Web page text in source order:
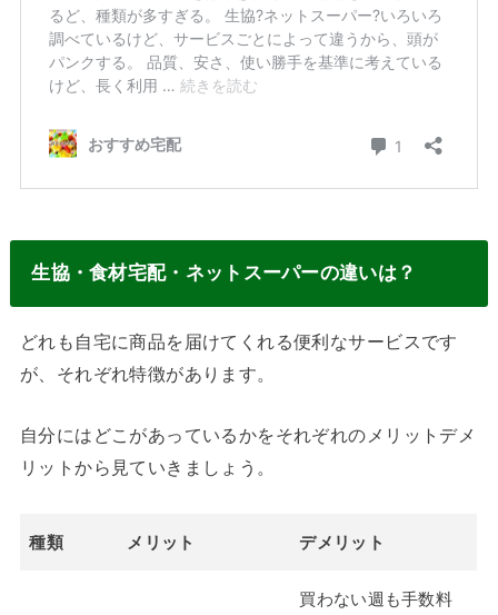
生協・食材宅配・ネットスーパーの違いは？
どれも自宅に商品を届けてくれる便利なサービスです
が、それぞれ特徴があります。
自分にはどこがあっているかをそれぞれのメリットデメ
リットから見ていきましょう。
種類 メリット デメリット
買わない週も手数料